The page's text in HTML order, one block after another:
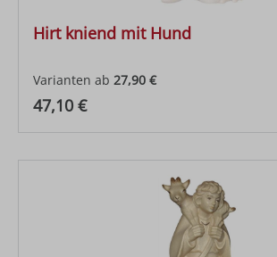
Hirt kniend mit Hund
Varianten ab 27,90 €
Regulärer Preis:
47,10 €